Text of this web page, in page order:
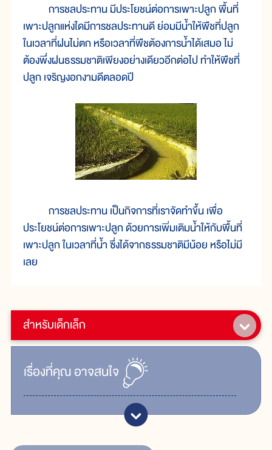
สำหรับเด็กเล็ก
เรื่ิองที่คุณอาจสนใจ
การชลประทาน มีประโยชน์ต่อการเพาะปลูก พื้นที่
เพาะปลูกแห่งใดมีการชลประทานดี ย่อมมีน้ำให้พืชที่ปลูก
ในเวลาที่ฝนไม่ตก หรือเวลาที่พืชต้องการน้ำได้เสมอ ไม่
ต้องพึ่งฝนธรรมชาติเพียงอย่างเดียวอีกต่อไป ทำให้พืชที่
ปลูก เจริญงอกงามดีตลอดปี
การชลประทาน เป็นกิจการที่เราจัดทำขึ้น เพื่อ
ประโยชน์ต่อการเพาะปลูก ด้วยการเพิ่มเติมน้ำให้กับพื้นที่
เพาะปลูก ในเวลาที่น้ำ ซึ่งได้จากธรรมชาติมีน้อย หรือไม่มี
เลย